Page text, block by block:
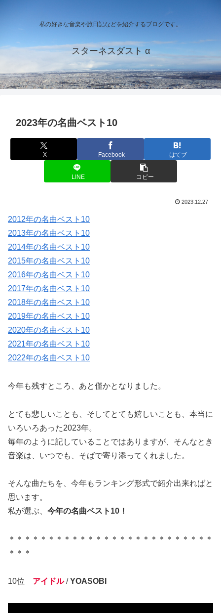
私の好きな音楽や旅日記などを紹介するブログです。
スターネスダスト α
2023年の名曲ベスト10
X Facebook はてブ
LINE コピー
2023.12.27
2012年の名曲ベスト10
2013年の名曲ベスト10
2014年の名曲ベスト10
2015年の名曲ベスト10
2016年の名曲ベスト10
2017年の名曲ベスト10
2018年の名曲ベスト10
2019年の名曲ベスト10
2020年の名曲ベスト10
2021年の名曲ベスト10
2022年の名曲ベスト10
今年も残すところ、あと僅かとなりました。
とても悲しいことも、そしてとても嬉しいことも、本当に
いろいろあった2023年。
毎年のように記していることではありますが、そんなとき
音楽は、いつでも、そばで寄り添ってくれました。
そんな曲たちを、今年もランキング形式で紹介出来ればと
思います。
私が選ぶ、 今年の名曲ベスト10！
＊＊＊＊＊＊＊＊＊＊＊＊＊＊＊＊＊＊＊＊＊＊＊＊＊＊
＊＊＊
10位 アイドル/YOASOBI